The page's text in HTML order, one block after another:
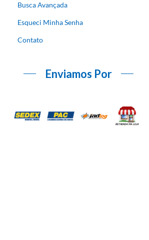
Busca Avançada
Esqueci Minha Senha
Contato
Enviamos Por